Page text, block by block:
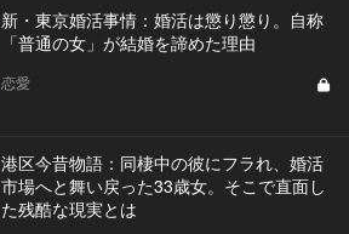
新・東京婚活事情：婚活は懲り懲り。自称
「普通の女」が結婚を諦めた理由
恋愛
港区今昔物語：同棲中の彼にフラれ、婚活
市場へと舞い戻った33歳女。そこで直面し
た残酷な現実とは